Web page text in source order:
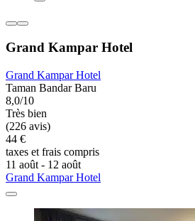
Grand Kampar Hotel
Grand Kampar Hotel
Taman Bandar Baru
8,0/10
Très bien
(226 avis)
44 €
taxes et frais compris
11 août - 12 août
Grand Kampar Hotel